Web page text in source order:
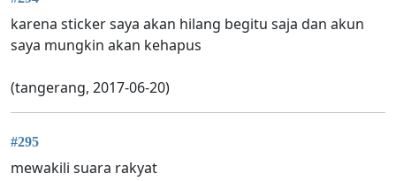
karena sticker saya akan hilang begitu saja dan akun
saya mungkin akan kehapus
(tangerang, 2017-06-20)
#295
mewakili suara rakyat